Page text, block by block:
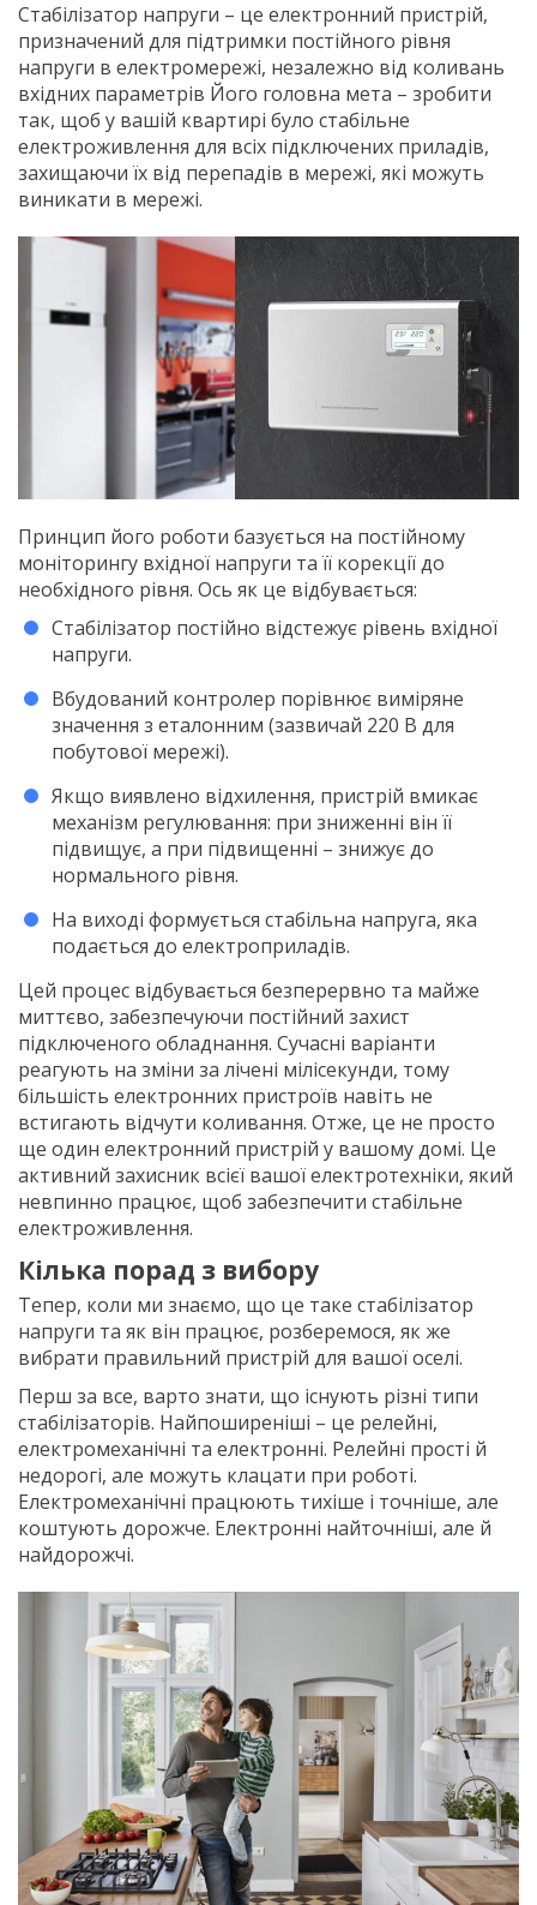
Стабілізатор напруги – це електронний пристрій,
призначений для підтримки постійного рівня
напруги в електромережі, незалежно від коливань
вхідних параметрів Його головна мета – зробити
так, щоб у вашій квартирі було стабільне
електроживлення для всіх підключених приладів,
захищаючи їх від перепадів в мережі, які можуть
виникати в мережі.
Принцип його роботи базується на постійному
моніторингу вхідної напруги та її корекції до
необхідного рівня. Ось як це відбувається:
Стабілізатор постійно відстежує рівень вхідної
напруги.
Вбудований контролер порівнює виміряне
значення з еталонним (зазвичай 220 В для
побутової мережі).
Якщо виявлено відхилення, пристрій вмикає
механізм регулювання: при зниженні він її
підвищує, а при підвищенні – знижує до
нормального рівня.
На виході формується стабільна напруга, яка
подається до електроприладів.
Цей процес відбувається безперервно та майже
миттєво, забезпечуючи постійний захист
підключеного обладнання. Сучасні варіанти
реагують на зміни за лічені мілісекунди, тому
більшість електронних пристроїв навіть не
встигають відчути коливання. Отже, це не просто
ще один електронний пристрій у вашому домі. Це
активний захисник всієї вашої електротехніки, який
невпинно працює, щоб забезпечити стабільне
електроживлення.
Кілька порад з вибору
Тепер, коли ми знаємо, що це таке стабілізатор
напруги та як він працює, розберемося, як же
вибрати правильний пристрій для вашої оселі.
Перш за все, варто знати, що існують різні типи
стабілізаторів. Найпоширеніші – це релейні,
електромеханічні та електронні. Релейні прості й
недорогі, але можуть клацати при роботі.
Електромеханічні працюють тихіше і точніше, але
коштують дорожче. Електронні найточніші, але й
найдорожчі.